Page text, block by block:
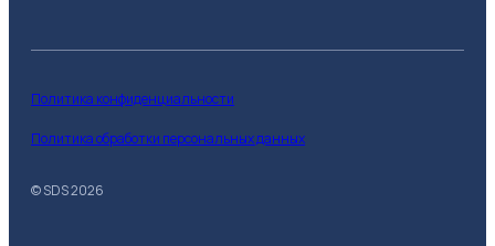
© SDS2026
Политика конфиденциальности
Политика обработки персональных данных